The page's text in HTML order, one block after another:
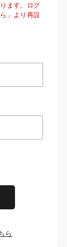
ます。ログ
」より再設
ら